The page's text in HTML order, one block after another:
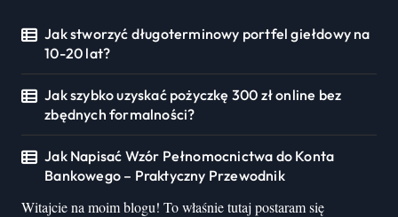
Jak stworzyć długoterminowy portfel giełdowy na
10-20 lat?
Jak szybko uzyskać pożyczkę 300 zł online bez
zbędnych formalności?
Jak Napisać Wzór Pełnomocnictwa do Konta
Bankowego – Praktyczny Przewodnik
Witajcie na moim blogu! To właśnie tutaj postaram się